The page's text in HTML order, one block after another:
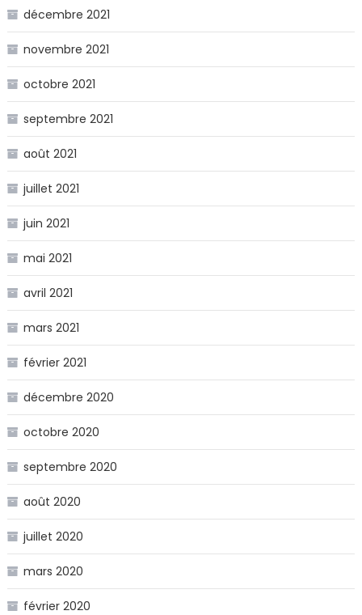
décembre 2021
novembre 2021
octobre 2021
septembre 2021
août 2021
juillet 2021
juin 2021
mai 2021
avril 2021
mars 2021
février 2021
décembre 2020
octobre 2020
septembre 2020
août 2020
juillet 2020
mars 2020
février 2020